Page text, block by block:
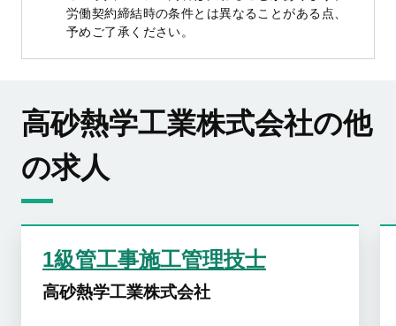
労働契約締結時の条件とは異なることがある点、
予めご了承ください。
高砂熱学工業株式会社の他
の求人
1級管工事施工管理技士
高砂熱学工業株式会社